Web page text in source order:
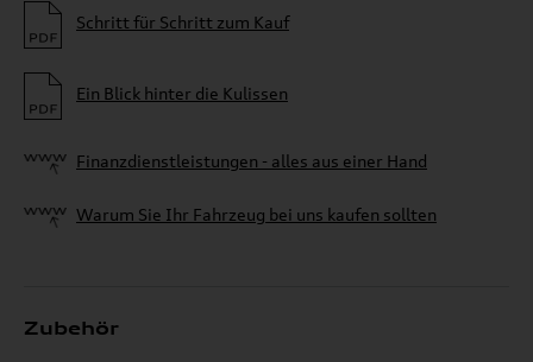
Schritt für Schritt zum Kauf
Ein Blick hinter die Kulissen
Finanzdienstleistungen - alles aus einer Hand
Warum Sie Ihr Fahrzeug bei uns kaufen sollten
Zubehör